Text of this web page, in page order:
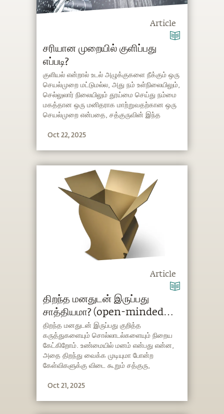
Article
சரியான முறையில் குளிப்பது
எப்படி?
குளியல் என்றால் உடல் அழுக்குகளை நீக்கும் ஒரு
செயல்முறை மட்டுமல்ல, அது நம் உள்நிலையிலும்,
செல்லுலார் நிலையிலும் தூய்மை செய்து நம்மை
மகத்தான ஒரு மனிதராக மாற்றுவதற்கான ஒரு
செயல்முறை என்பதை, சத்குருவின் இந்த
முறை, எந்தளவு வெப்பநிலையில் உள்ள நீரில்
Oct 22, 2025
Article
திறந்த மனதுடன் இருப்பது
சாத்தியமா? (open-minded
meaning in Tamil)
திறந்த மனதுடன் இருப்பது குறித்த
கருத்துகளையும் சொல்லாடல்களையும் நிறைய
கேட்கிறோம். உண்மையில் மனம் என்பது என்ன,
அதை திறந்து வைக்க முடியுமா போன்ற
கேள்விகளுக்கு விடை கூறும் சத்குரு,
தொடர்பைப் பற்றிக் கூறி, மனதின் சூட்சும
Oct 21, 2025